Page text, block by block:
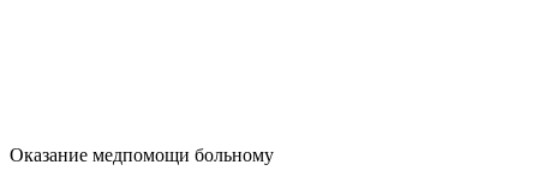
Оказание медпомощи больному